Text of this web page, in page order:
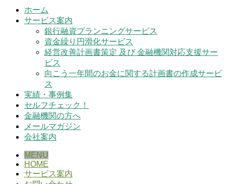
ホーム
サービス案内
銀行融資プランニングサービス
資金繰り円滑化サービス
経営改善計画書策定 及び 金融機関対応支援サー
ビス
向こう一年間のお金に関する計画書の作成サービ
ス
実績・事例集
セルフチェック！
金融機関の方へ
メールマガジン
会社案内
MENU
HOME
サービス案内